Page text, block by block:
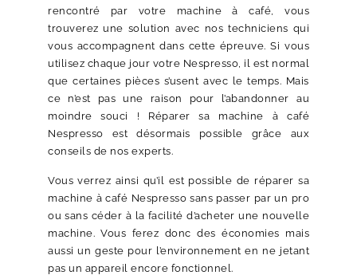
rencontré par votre machine à café, vous
trouverez une solution avec nos techniciens qui
vous accompagnent dans cette épreuve. Si vous
utilisez chaque jour votre Nespresso, il est normal
que certaines pièces s’usent avec le temps. Mais
ce n’est pas une raison pour l’abandonner au
moindre souci ! Réparer sa machine à café
Nespresso est désormais possible grâce aux
conseils de nos experts.
Vous verrez ainsi qu’il est possible de réparer sa
machine à café Nespresso sans passer par un pro
ou sans céder à la facilité d’acheter une nouvelle
machine. Vous ferez donc des économies mais
aussi un geste pour l’environnement en ne jetant
pas un appareil encore fonctionnel.